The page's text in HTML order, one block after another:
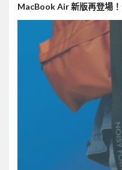
MacBook Air 新版再登場